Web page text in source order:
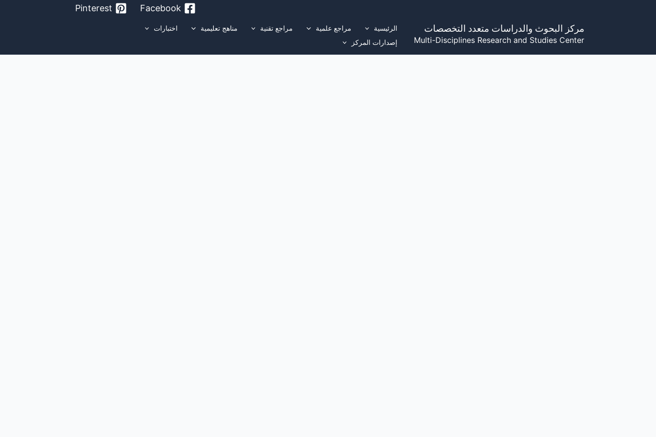
Facebook
Pinterest
مركز البحوث والدراسات متعدد التخصصات
Multi-Disciplines Research and Studies Center
الرئيسية مراجع علمية مراجع تقنية مناهج تعليمية
اختبارات
إصدارات المركز